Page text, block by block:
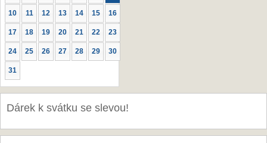
10 11 12 13 14 15 16
17 18 19 20 21 22 23
24 25 26 27 28 29 30
31
Dárek k svátku se slevou!